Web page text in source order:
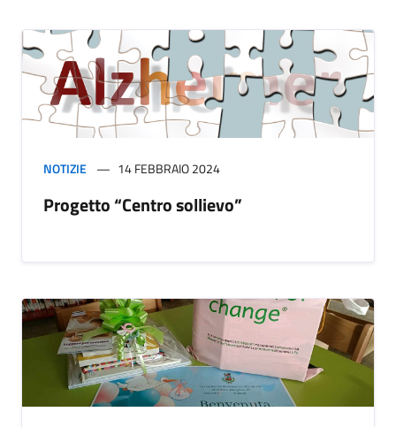
NOTIZIE 14 FEBBRAIO 2024
Progetto “Centro sollievo”